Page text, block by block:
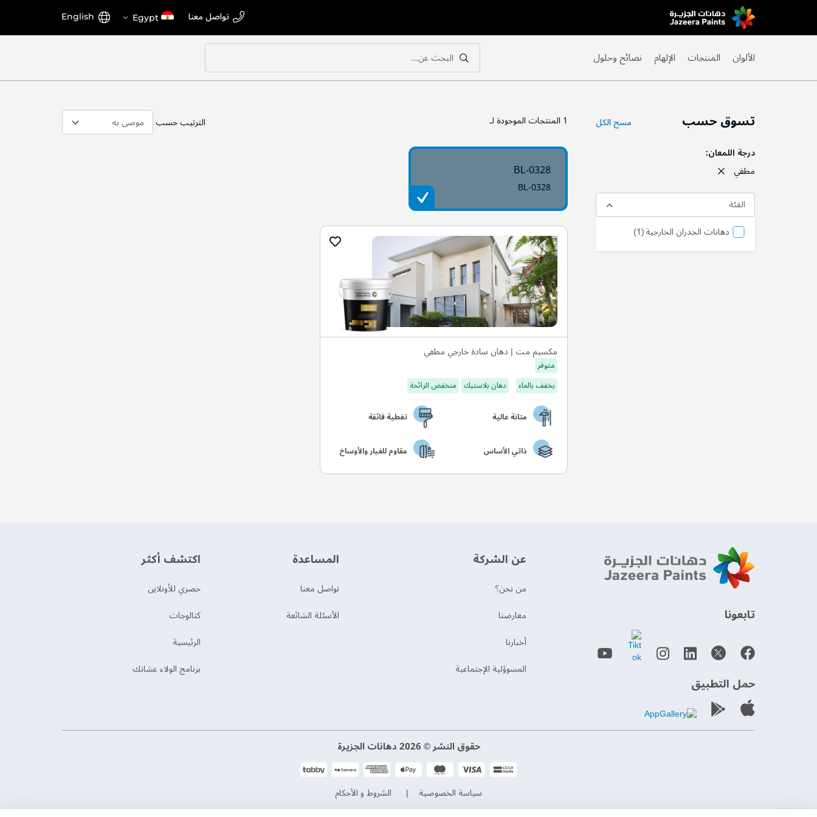
Skip
to
تواصل معنا اختر Egypt اللغة English
بحث
البحث عن...
بحث الألوان المنتجات الإلهام نصائح وحلول
1 المنتجات الموجودة لـ الترتيب حسب
BL-0328
BL-0328
مكسيم مت | دهان سادة خارجي مطفي
متوفر
يخفف بالماء
دهان بلاستيك منخفض الرائحة
متانة عالية تغطية فائقة
ذاتي الأساس مقاوم للغبار والأوساخ
تسوق حسب
درجة اللمعان
مطفي
مسح الكل
الفئة
دهانات الجدران الخارجية 1المنتج
‫تابعونا‬
حمل التطبيق
عن الشركة
من نحن؟
‫معارضنا‬
‫أخبارنا‬
المسوؤلية الإجتماعية
‫المساعدة‬
تواصل معنا
الأسئلة الشائعة
اكتشف أكثر
حصري للأونلاين
‫كتالوجات‬
الرئيسية
برنامج الولاء عشانك
حقوق النشر © 2026 دهانات الجزيرة
سياسة الخصوصية
الشروط و الأحكام